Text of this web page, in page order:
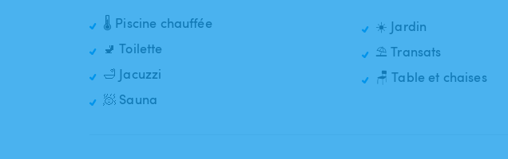
🌡️ Piscine chauffée
🚽 Toilette
🛁 Jacuzzi
🧖 Sauna
☀️ Jardin
⛱️ Transats
🪑 Table et chaises